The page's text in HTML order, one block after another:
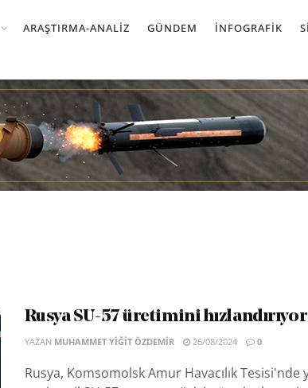
ARAŞTIRMA-ANALIZ GÜNDEM İNFOGRAFIK
Rusya SU-57 üretimini hızlandırıyor
YAZAN MUHAMMET YIĞIT ÖZDEMIR 26/08/2024 0
Rusya, Komsomolsk Amur Havacılık